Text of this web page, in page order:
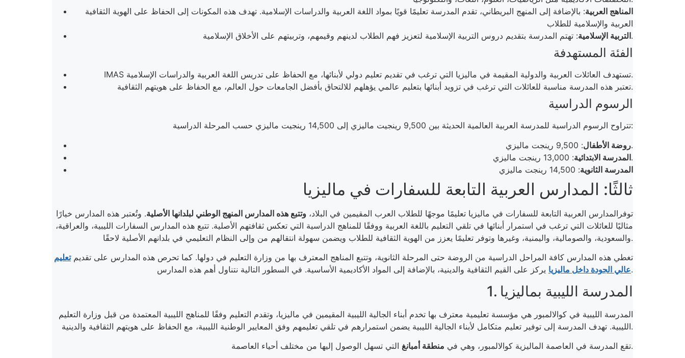
المناهج العربية: بالإضافة إلى المنهج البريطاني، تقدم المدرسة تعليمًا قويًا بمواد اللغة العربية والدراسات الإسلامية. تهدف هذه المكونات إلى الحفاظ على الهوية الثقافية
العربية والإسلامية للطلاب
التربية الإسلامية: تهتم المدرسة بتقديم دروس التربية الإسلامية لتعزيز فهم الطلاب لدينهم وقيمهم، وتربيتهم على الأخلاق الإسلامية.
الفئة المستهدفة
IMAS تستهدف العائلات العربية والدولية المقيمة في ماليزيا التي ترغب في تقديم تعليم دولي لأبنائها، مع الحفاظ على تدريس اللغة العربية والدراسات الإسلامية.
تعتبر هذه المدرسة مناسبة للعائلات التي ترغب في تزويد أبنائها بتعليم عالمي يؤهلهم للالتحاق بأفضل الجامعات حول العالم، مع الحفاظ على هويتهم الثقافية.
الرسوم الدراسية
تتراوح الرسوم الدراسية للمدرسة العربية العالمية الحديثة بين 9,500 رينجيت ماليزي إلى 14,500 رينجيت ماليزي حسب المرحلة الدراسية:
روضة الأطفال: 9,500 رينجت ماليزي.
المدرسة الابتدائية: 13,000 رينجت ماليزي.
المدرسة الثانوية: 14,500 رينجت ماليزي
ثالثًا: المدارس العربية التابعة للسفارات في ماليزيا
توفرالمدارس العربية التابعة للسفارات في ماليزيا تعليمًا موجهًا للطلاب العرب المقيمين في البلاد، وتتبع هذه المدارس المنهج الوطني لبلدانها الأصلية. وتُعتبر هذه المدارس خيارًا
مثاليًا للعائلات التي ترغب في استمرار أبنائها في تلقي التعليم باللغة العربية ووفقًا للمناهج الدراسية التي تعكس ثقافتهم الأصلية. تتبع هذه المدارس السفارات الليبية، والعراقية،
والسعودية، والصومالية، واليمنية، وغيرها وتوفر تعليمًا يعزز من الهوية الثقافية للطلاب ويضمن سهولة انتقالهم من وإلى النظام التعليمي في بلدانهم الأصلية لاحقًا.
تغطي هذه المدارس كافة المراحل الدراسية من الروضة حتى المرحلة الثانوية، وتتبع المناهج المعترف بها من وزارة التعليم في دولها. كما تحرص هذه المدارس على تقديمتعليم
عالي الجودة داخل ماليزيايركز على القيم الثقافية والدينية، بالإضافة إلى المواد الأكاديمية الأساسية. في السطور التالية نتناول أهم هذه المدارس.
1. المدرسة الليبية بماليزيا
المدرسة الليبية في كوالالمبور هي مؤسسة تعليمية معترف بها تخدم أبناء الجالية الليبية المقيمين في ماليزيا، وتقدم التعليم وفقًا للمناهج الليبية المعتمدة من قبل وزارة التعليم
الليبية. تهدف المدرسة إلى توفير تعليم متكامل لأبناء الجالية الليبية يضمن استمرارهم في تلقي تعليمهم وفق المعايير الوطنية الليبية، مع الحفاظ على هويتهم الثقافية والدينية.
تقع المدرسة في العاصمة الماليزية كوالالمبور، وهي في منطقة أمبانغ التي تسهل الوصول إليها من مختلف أحياء العاصمة.